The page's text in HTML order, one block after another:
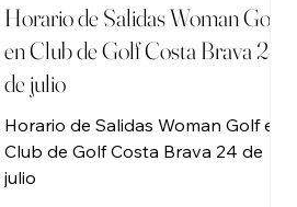
Horario de Salidas Woman Golf
en Club de Golf Costa Brava 24
de julio
Horario de Salidas Woman Golf en
Club de Golf Costa Brava 24 de
julio